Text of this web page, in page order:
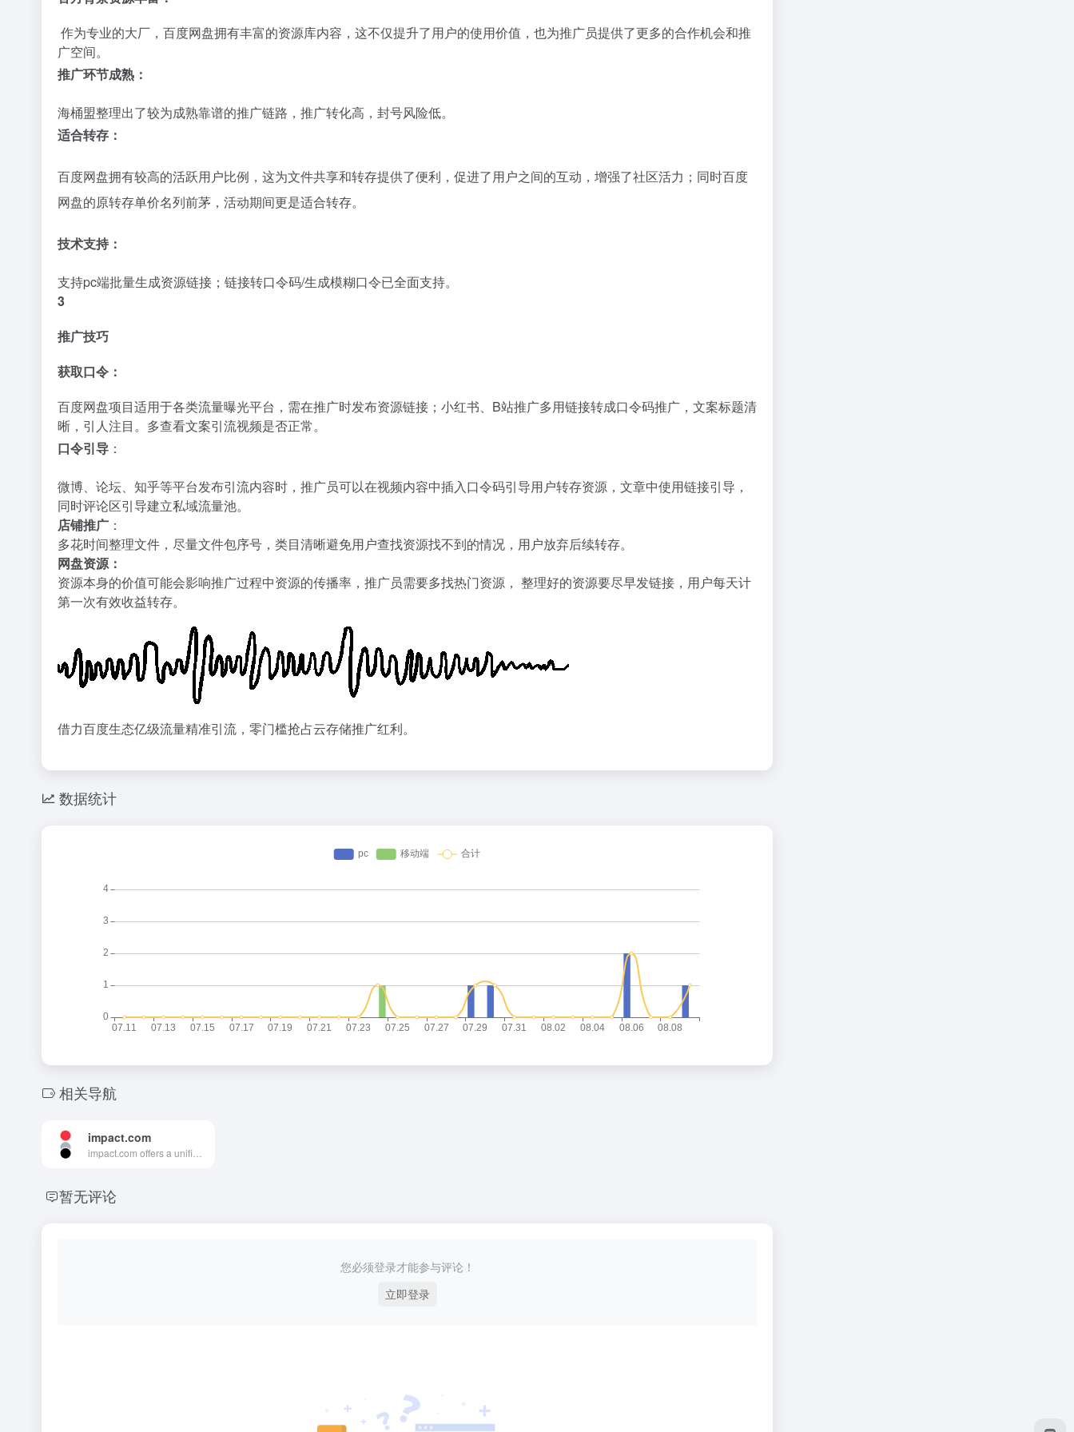
作为专业的大厂，百度网盘拥有丰富的资源库内容，这不仅提升了用户的使用价值，也为推广员提供了更多的合作机会和推
广空间。
推广环节成熟：
海桶盟整理出了较为成熟靠谱的推广链路，推广转化高，封号风险低。
适合转存：
百度网盘拥有较高的活跃用户比例，这为文件共享和转存提供了便利，促进了用户之间的互动，增强了社区活力；同时百度
网盘的原转存单价名列前茅，活动期间更是适合转存。
技术支持：
支持pc端批量生成资源链接；链接转口令码/生成模糊口令已全面支持。
3
推广技巧
获取口令：
百度网盘项目适用于各类流量曝光平台，需在推广时发布资源链接；小红书、B站推广多用链接转成口令码推广，文案标题清
晰，引人注目。多查看文案引流视频是否正常。
口令引导 ：
微博、论坛、知乎等平台发布引流内容时，推广员可以在视频内容中插入口令码引导用户转存资源，文章中使用链接引导，
同时评论区引导建立私域流量池。
店铺推广 ：
多花时间整理文件，尽量文件包序号，类目清晰避免用户查找资源找不到的情况，用户放弃后续转存。
网盘资源：
资源本身的价值可能会影响推广过程中资源的传播率，推广员需要多找热门资源， 整理好的资源要尽早发链接，用户每天计
第一次有效收益转存。
借力百度生态亿级流量精准引流，零门槛抢占云存储推广红利。
数据统计
相关导航
impact.com
暂无评论
您必须登录才能参与评论！
立即登录